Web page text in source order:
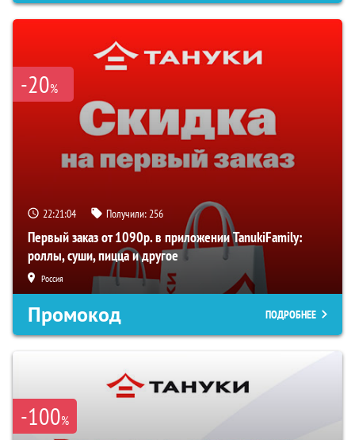
-20%
22:21:03 Получили:256
Первый заказ от 1090р. в приложении TanukiFamily:
роллы, суши, пицца и другое
Россия
Промокод ПОДРОБНЕЕ
-100%